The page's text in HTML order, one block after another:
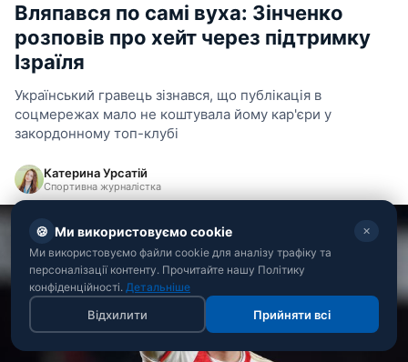
Вляпався по самі вуха: Зінченко
розповів про хейт через підтримку
Ізраїля
Український гравець зізнався, що публікація в
соцмережах мало не коштувала йому кар'єри у
закордонному топ-клубі
Катерина Урсатій
Спортивна журналістка
🍪 Ми використовуємо cookie ✕
Ми використовуємо файли cookie для аналізу трафіку та
персоналізації контенту. Прочитайте нашу Політику
конфіденційності. Детальніше
Відхилити Прийняти всі